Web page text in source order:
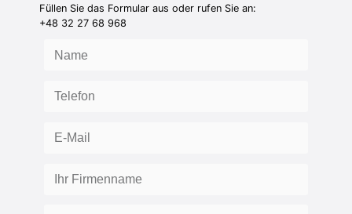
Füllen Sie das Formular aus oder rufen Sie an:
+48 32 27 68 968